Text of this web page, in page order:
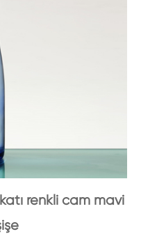
renkli cam mavi